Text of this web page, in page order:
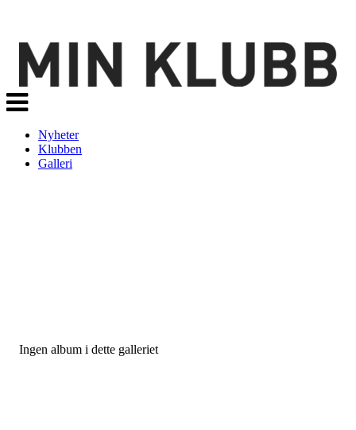
Veksle
navigasjon
Nyheter
Klubben
Galleri
Ingen album i dette galleriet